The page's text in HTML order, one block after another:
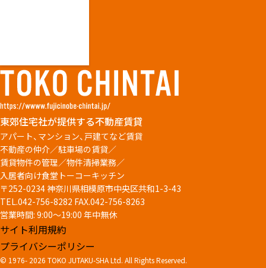
東郊住宅社が提供する不動産賃貸
アパート、マンション、戸建てなど賃貸
不動産の仲介／駐車場の賃貸／
賃貸物件の管理／物件清掃業務／
入居者向け食堂トーコーキッチン
〒252-0234 神奈川県相模原市中央区共和1-3-43
TEL.042-756-8282 FAX.042-756-8263
営業時間: 9:00～19:00 年中無休
サイト利用規約
プライバシーポリシー
© 1976-2026 TOKO JUTAKU-SHA Ltd. All Rights Reserved.